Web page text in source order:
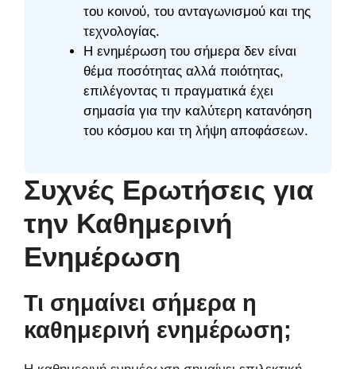
του κοινού, του ανταγωνισμού και της
τεχνολογίας.
Η ενημέρωση του σήμερα δεν είναι
θέμα ποσότητας αλλά ποιότητας,
επιλέγοντας τι πραγματικά έχει
σημασία για την καλύτερη κατανόηση
του κόσμου και τη λήψη αποφάσεων.
Συχνές Ερωτήσεις για
την Καθημερινή
Ενημέρωση
Τι σημαίνει σήμερα η
καθημερινή ενημέρωση;